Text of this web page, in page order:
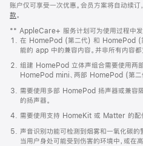
账户仅可享受一次优惠。会员方案将自动续订
款。
窗
口
中
打
开)
** AppleCare+ 服务计划可为使用过程中发
在 HomePod (第二代) 和 HomePod (
能的 app 中的兼容内容。并非所有内容都
组建 HomePod 立体声组合需要使用两
HomePod mini、两部 HomePod (第
需要使用多部 HomePod 扬声器或兼容
的扬声器。
需要使用支持 HomeKit 或 Matter 的配
声音识别功能可检测到烟雾和一氧化碳的
当用户身处可能受到伤害的环境中，或在